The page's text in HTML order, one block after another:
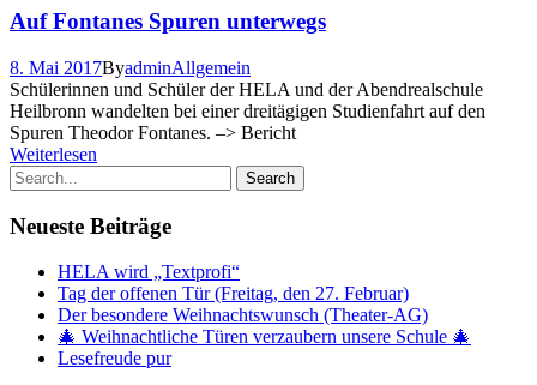
Auf Fontanes Spuren unterwegs
8. Mai 2017ByadminAllgemein
Schülerinnen und Schüler der HELA und der Abendrealschule
Heilbronn wandelten bei einer dreitägigen Studienfahrt auf den
Spuren Theodor Fontanes. –> Bericht
Weiterlesen
Neueste Beiträge
HELA wird „Textprofi“
Tag der offenen Tür (Freitag, den 27. Februar)
Der besondere Weihnachtswunsch (Theater-AG)
🎄 Weihnachtliche Türen verzaubern unsere Schule 🎄
Lesefreude pur